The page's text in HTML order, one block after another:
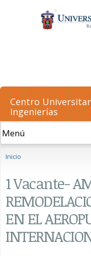
Centro
Ingenierías
Inicio
1 Vacante-
EN EL